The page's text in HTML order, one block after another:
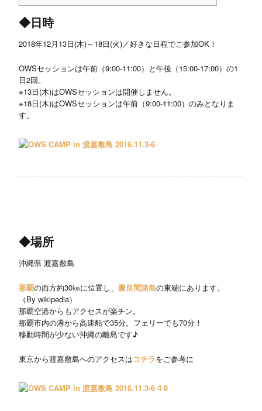
◆日時
2018年12月13日(木)～18日(火)／好きな日程でご参加OK！
OWSセッションは午前（9:00-11:00）と午後（15:00-17:00）の1
日2回。
※13日(木)はOWSセッションは開催しません。
※18日(木)はOWSセッションは午前（9:00-11:00）のみとなりま
す。
◆場所
沖縄県 渡嘉敷島
那覇の西方約30㎞に位置し、 慶良間諸島の東端にあります。
（By wikipedia）
那覇空港からもアクセスが楽チン。
那覇市内の港から高速船で35分。フェリーでも70分！
移動時間が少ない沖縄の離島です♪
東京から渡嘉敷島へのアクセスはコチラをご参考に